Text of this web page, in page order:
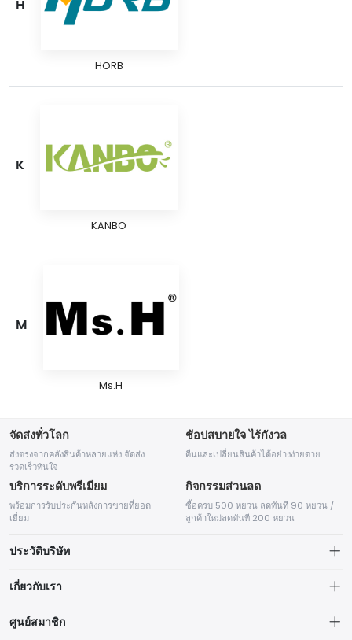
H
HORB
K
KANBO
M
Ms.H
จัดส่งทั่วโลก
ส่งตรงจากคลังสินค้าหลายแห่ง จัดส่ง
รวดเร็วทันใจ
ช้อปสบายใจ ไร้กังวล
คืนและเปลี่ยนสินค้าได้อย่างง่ายดาย
บริการระดับพรีเมียม
พร้อมการรับประกันหลังการขายที่ยอด
เยี่ยม
กิจกรรมส่วนลด
ซื้อครบ 500 หยวน ลดทันที 90 หยวน /
ลูกค้าใหม่ลดทันที 200 หยวน
ประวัติบริษัท
เกี่ยวกับเรา
ข้อมูลการจัดส่ง
ศูนย์สมาชิก